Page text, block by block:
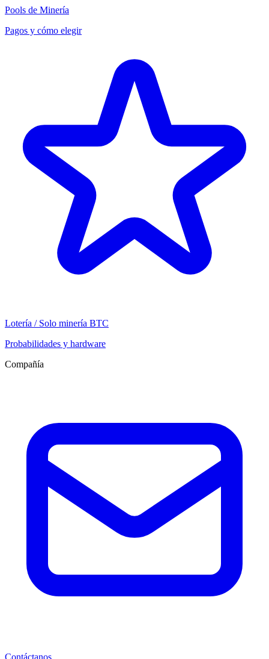
Pools de Minería
Pagos y cómo elegir
Lotería / Solo minería BTC
Probabilidades y hardware
Compañía
Contáctanos